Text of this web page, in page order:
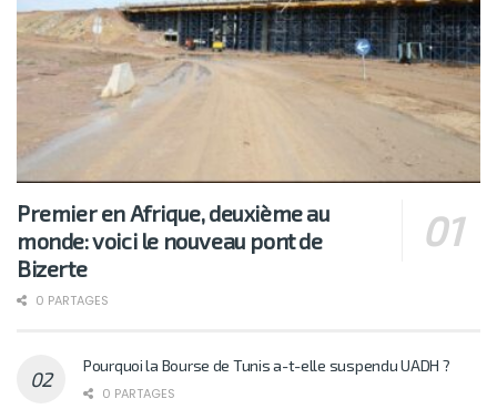
Premier en Afrique, deuxième au
monde: voici le nouveau pont de
Bizerte
0 PARTAGES
Pourquoi la Bourse de Tunis a-t-elle suspendu UADH ?
0 PARTAGES